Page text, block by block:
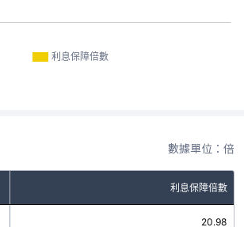
利息保障倍數
數據單位：倍
利息保障倍數
20.98